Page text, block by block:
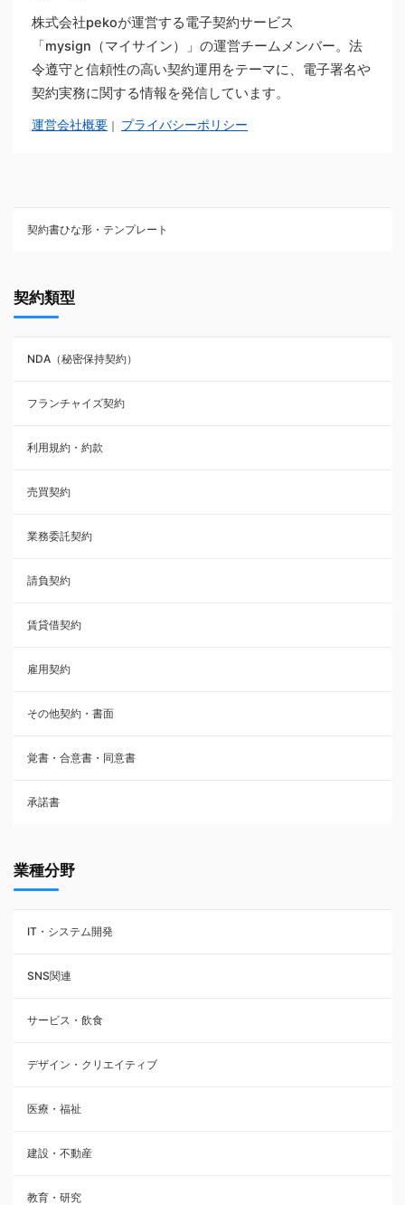
株式会社pekoが運営する電子契約サービス
「mysign（マイサイン）」の運営チームメンバー。法
令遵守と信頼性の高い契約運用をテーマに、電子署名や
契約実務に関する情報を発信しています。
運営会社概要 ｜ プライバシーポリシー
契約書ひな形・テンプレート
NDA（秘密保持契約）
業務委託契約
利用規約・約款
覚書・合意書・同意書
承諾書
雇用契約
その他契約・書面
売買契約
株主総会議事録・関連書類
請負契約
フランチャイズ契約
賃貸借契約
契約類型
NDA（秘密保持契約）
フランチャイズ契約
利用規約・約款
売買契約
業務委託契約
請負契約
賃貸借契約
雇用契約
その他契約・書面
覚書・合意書・同意書
承諾書
業種分野
IT・システム開発
SNS関連
サービス・飲食
デザイン・クリエイティブ
医療・福祉
建設・不動産
教育・研究